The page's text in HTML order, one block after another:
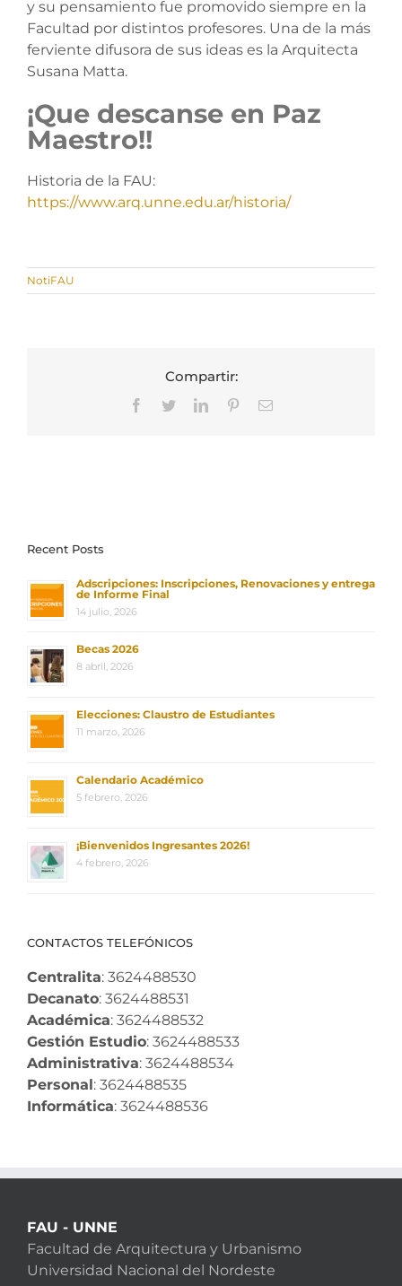
y su pensamiento fue promovido siempre en la
Facultad por distintos profesores. Una de la más
ferviente difusora de sus ideas es la Arquitecta
Susana Matta.
¡Que descanse en Paz
Maestro!!
Historia de la FAU:
https://www.arq.unne.edu.ar/historia/
NotiFAU
Compartir:
Facebook
TwitterLinkedInPinterestCorreo
Recent Posts
Adscripciones: Inscripciones, Renovaciones y entrega
de Informe Final
14 julio, 2026
Becas 2026
8 abril, 2026
Elecciones: Claustro de Estudiantes
11 marzo, 2026
Calendario Académico
5 febrero, 2026
¡Bienvenidos Ingresantes 2026!
4 febrero, 2026
CONTACTOS TELEFÓNICOS
Centralita: 3624488530
Decanato: 3624488531
Académica: 3624488532
Gestión Estudio: 3624488533
Administrativa: 3624488534
Personal: 3624488535
Informática: 3624488536
FAU - UNNE
Facultad de Arquitectura y Urbanismo
Universidad Nacional del Nordeste